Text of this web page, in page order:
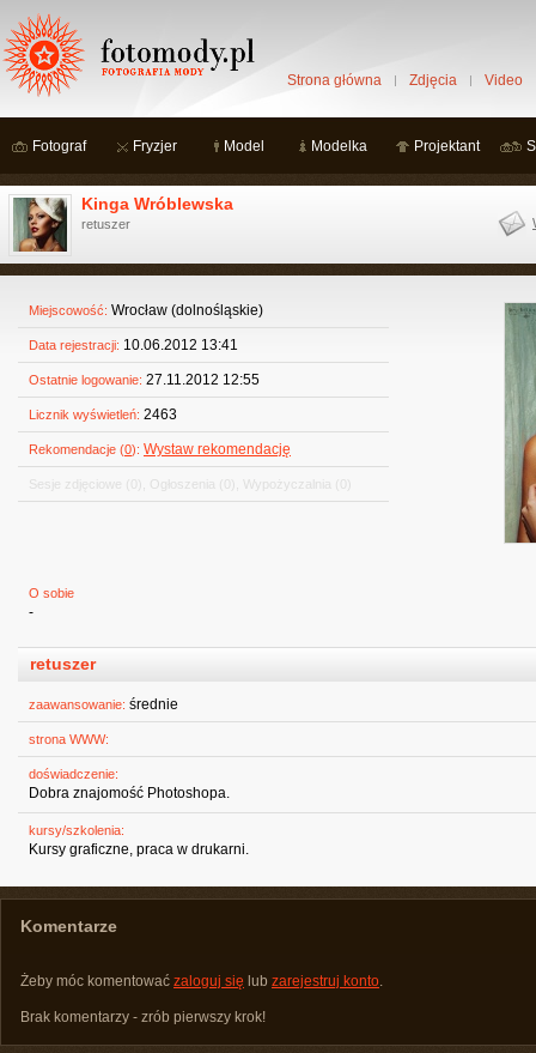
Strona główna Zdjęcia Video
Fotograf Fryzjer Model Modelka Projektant
Kinga Wróblewska
retuszer
Miejscowość: Wrocław (dolnośląskie)
Data rejestracji: 10.06.2012 13:41
Ostatnie logowanie: 27.11.2012 12:55
Licznik wyświetleń: 2463
Rekomendacje (0): Wystaw rekomendację
Sesje zdjęciowe (0) Ogłoszenia (0) Wypożyczalnia (0)
O sobie
-
retuszer
zaawansowanie: średnie
strona WWW:
doświadczenie:
Dobra znajomość Photoshopa.
kursy/szkolenia:
Kursy graficzne, praca w drukarni.
Komentarze
Żeby móc komentować zaloguj się lub zarejestruj konto.
Brak komentarzy - zrób pierwszy krok!